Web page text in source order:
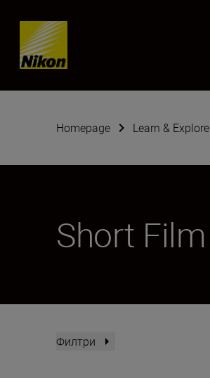
Skip content
Homepage Learn & Explore
Short Film
Филтри